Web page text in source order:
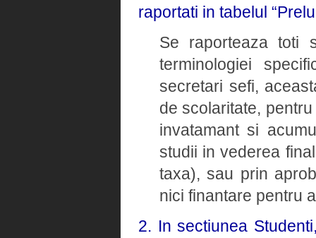
raportati in tabelul
Se raporteaza toti
terminologiei
secretari sefi,
de scolaritate,
invatamant si
studii in vederea
taxa), sau prin
nici finantare pentru
2. In sectiunea